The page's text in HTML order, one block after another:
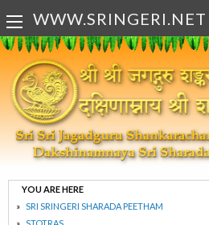
WWW.SRINGERI.NET
YOU ARE HERE
SRI SRINGERI SHARADA PEETHAM